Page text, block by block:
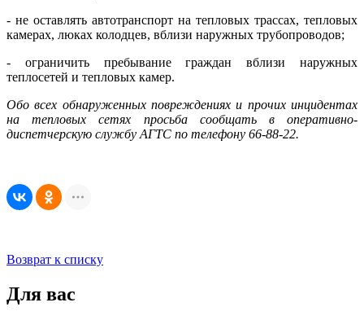
- не оставлять автотранспорт на тепловых трассах, тепловых
камерах, люках колодцев, вблизи наружных трубопроводов;
- ограничить пребывание граждан вблизи наружных
теплосетей и тепловых камер.
Обо всех обнаруженных повреждениях и прочих инцидентах
на тепловых сетях просьба сообщать в оперативно-
диспетчерскую службу АГТС по телефону 66-88-22.
Возврат к списку
Для вас